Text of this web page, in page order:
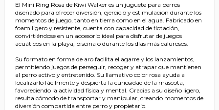
El Mini Ring Rosa de Kiwi Walker es un juguete para perros
diseñado para ofrecer diversión, ejercicio y estimulación durante los
momentos de juego, tanto en tierra como en el agua. Fabricado en
foam ligero y resistente, cuenta con capacidad de flotación,
convirtiéndose en un accesorio ideal para disfrutar de juegos
acuáticos en la playa, piscina o durante los días más calurosos.
Su formato en forma de aro facilita el agarre y los lanzamientos,
permitiendo juegos de perseguir, recoger y atrapar que mantienen
al perro activo y entretenido. Su llamativo color rosa ayuda a
localizarlo fácilmente y despierta la curiosidad de la mascota,
favoreciendo la actividad física y mental. Gracias a su diseño ligero,
resulta cómodo de transportar y manipular, creando momentos de
diversión compartida entre perro y propietario.